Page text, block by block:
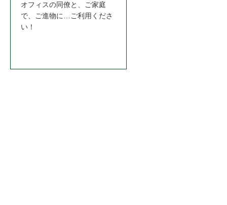
オフィスの同僚と、ご家庭
で、ご進物に…ご利用くださ
い！